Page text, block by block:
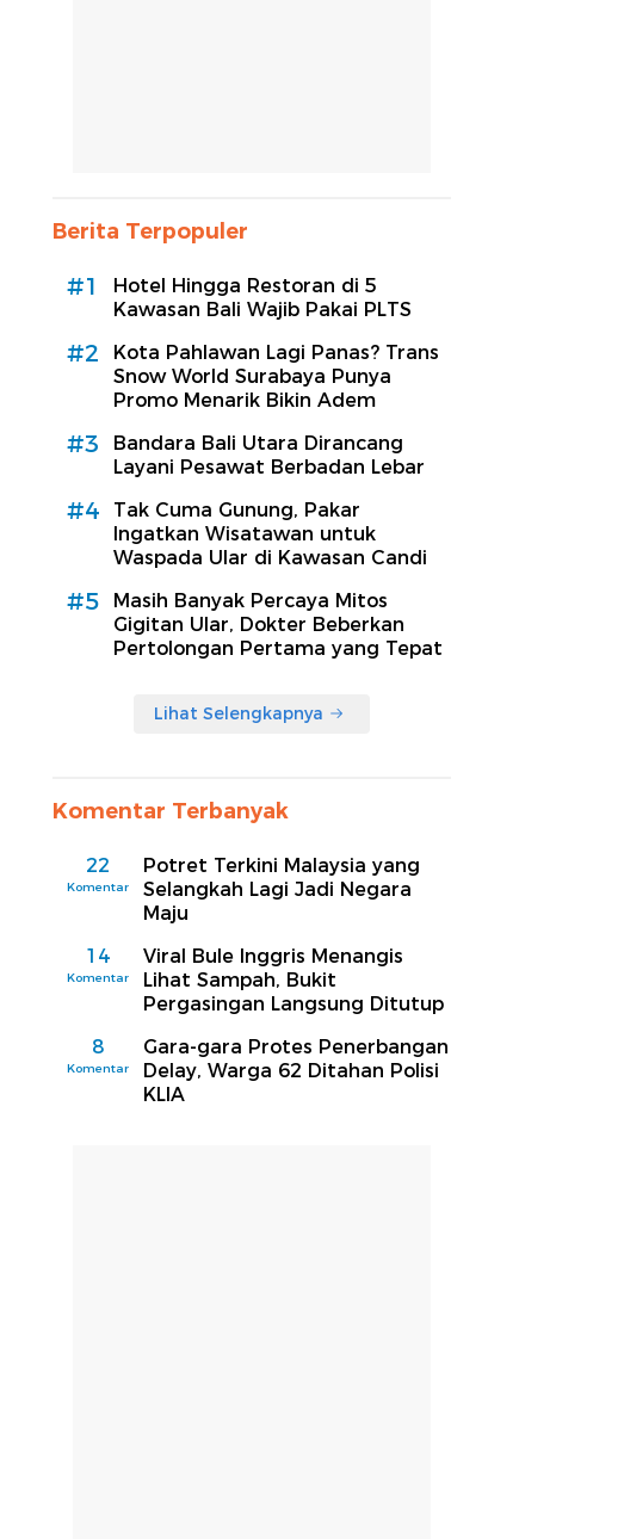
Berita Terpopuler
#1
Hotel Hingga Restoran di 5
Kawasan Bali Wajib Pakai PLTS
#2
Kota Pahlawan Lagi Panas? Trans
Snow World Surabaya Punya
Promo Menarik Bikin Adem
#3
Bandara Bali Utara Dirancang
Layani Pesawat Berbadan Lebar
#4
Tak Cuma Gunung, Pakar
Ingatkan Wisatawan untuk
Waspada Ular di Kawasan Candi
#5
Masih Banyak Percaya Mitos
Gigitan Ular, Dokter Beberkan
Pertolongan Pertama yang Tepat
Lihat Selengkapnya
Komentar Terbanyak
22
Komentar
Potret Terkini Malaysia yang
Selangkah Lagi Jadi Negara
Maju
14
Komentar
Viral Bule Inggris Menangis
Lihat Sampah, Bukit
Pergasingan Langsung Ditutup
8
Komentar
Gara-gara Protes Penerbangan
Delay, Warga 62 Ditahan Polisi
KLIA